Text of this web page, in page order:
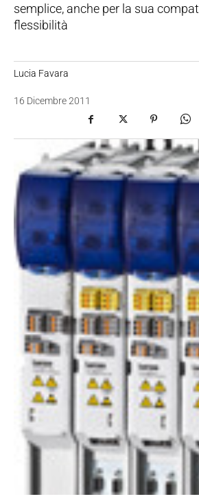
semplice, anche per la sua
flessibilità
Lucia Favara
16 Dicembre 2011